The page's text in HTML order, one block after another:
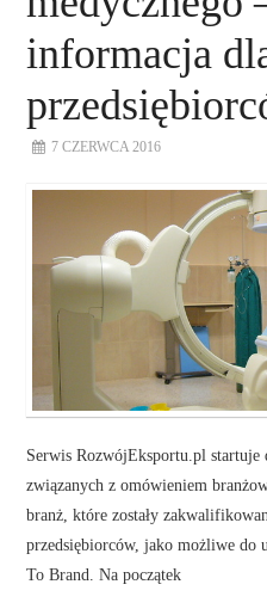
informacja
7 CZERWCA 2016
Serwis RozwójEksportu.pl
związanych z omówieniem
branż, które zostały
przedsiębiorców, jako możliwe do
To Brand. Na początek